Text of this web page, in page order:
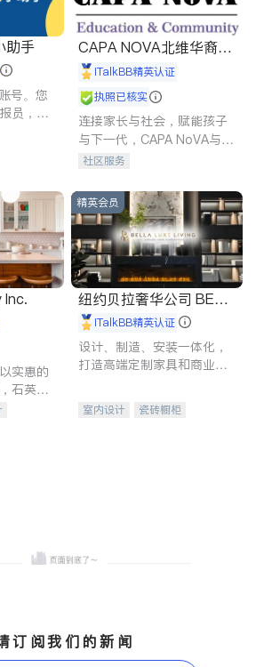
助手
号。您
员，精
CAPA NOVA北维华裔家
长会iTalkBB精英认证
执照已核实
连接家长与社会，赋能孩子
与下一代，CAPA NoVA与您
携手建设包容、公平、充满
社区服务
实惠的
石英石
钢水
精英会员
纽约贝拉奢华公司 BELL
A LUXE
iTalkBB精英认证
设计、制造、安装一体化，
打造高端定制家具和商业空
室内设计
瓷砖橱柜
订阅我们的新闻